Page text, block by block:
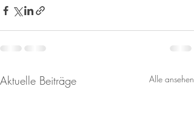
Aktuelle Beiträge Alle ansehen